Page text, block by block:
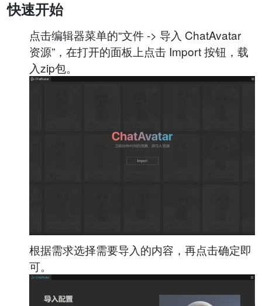
快速开始
点击编辑器菜单的“文件 -> 导入 ChatAvatar
资源”，在打开的面板上点击 Import 按钮，载
入zip包。
根据需求选择需要导入的内容，再点击确定即
可。